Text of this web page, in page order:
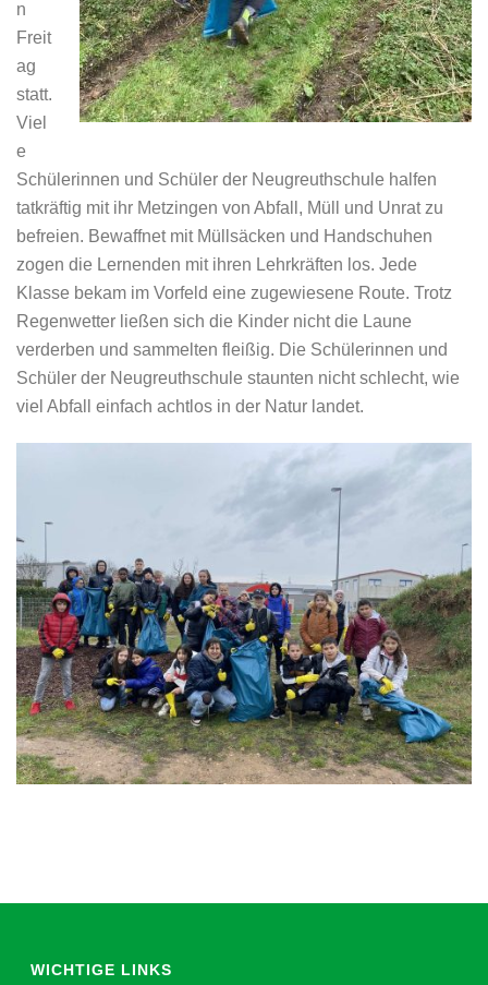
n
Freit
ag
statt.
Viel
e
Schülerinnen und Schüler der Neugreuthschule halfen
tatkräftig mit ihr Metzingen von Abfall, Müll und Unrat zu
befreien. Bewaffnet mit Müllsäcken und Handschuhen
zogen die Lernenden mit ihren Lehrkräften los. Jede
Klasse bekam im Vorfeld eine zugewiesene Route. Trotz
Regenwetter ließen sich die Kinder nicht die Laune
verderben und sammelten fleißig. Die Schülerinnen und
Schüler der Neugreuthschule staunten nicht schlecht, wie
viel Abfall einfach achtlos in der Natur landet.
WICHTIGE LINKS